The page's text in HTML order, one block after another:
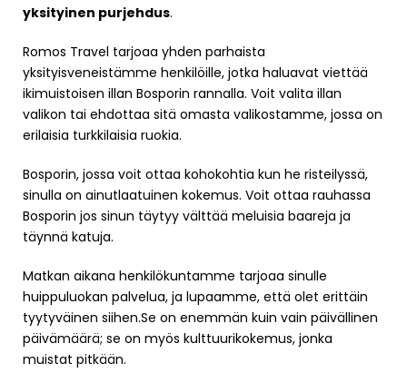
yksityinen purjehdus.
Romos Travel tarjoaa yhden parhaista
yksityisveneistämme henkilöille, jotka haluavat viettää
ikimuistoisen illan Bosporin rannalla. Voit valita illan
valikon tai ehdottaa sitä omasta valikostamme, jossa on
erilaisia turkkilaisia ruokia.
Bosporin, jossa voit ottaa kohokohtia kun he risteilyssä,
sinulla on ainutlaatuinen kokemus. Voit ottaa rauhassa
Bosporin jos sinun täytyy välttää meluisia baareja ja
täynnä katuja.
Matkan aikana henkilökuntamme tarjoaa sinulle
huippuluokan palvelua, ja lupaamme, että olet erittäin
tyytyväinen siihen.Se on enemmän kuin vain päivällinen
päivämäärä; se on myös kulttuurikokemus, jonka
muistat pitkään.